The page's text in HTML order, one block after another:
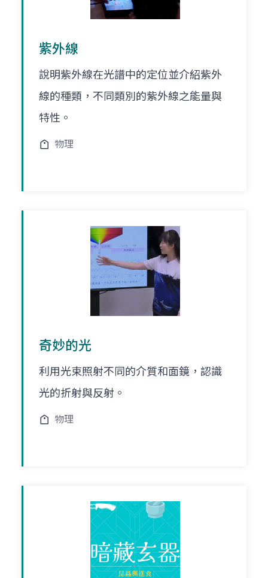
紫外線
說明紫外線在光譜中的定位並介紹紫外
線的種類，不同類別的紫外線之能量與
特性。
物理
奇妙的光
利用光束照射不同的介質和面鏡，認識
光的折射與反射。
物理